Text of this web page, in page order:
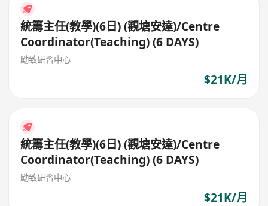
統籌主任(教學)(6日) (觀塘安達)/Centre
Coordinator(Teaching) (6 DAYS)
勵致研習中心
$21K/月
統籌主任(教學)(6日) (觀塘安達)/Centre
Coordinator(Teaching) (6 DAYS)
勵致研習中心
$21K/月